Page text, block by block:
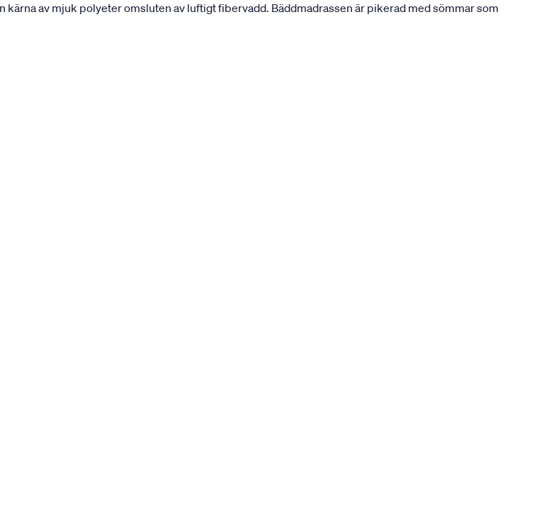
av mjuk polyeter omsluten av luftigt fibervadd. Bäddmadrassen är pikerad med sömmar som